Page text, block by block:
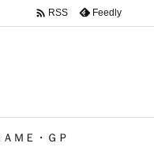
ＭＥ・ＧＰ
 RSS Feedly